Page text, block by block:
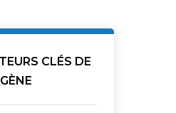
CLÉS DE